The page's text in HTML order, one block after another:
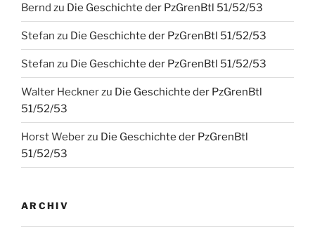
Bernd zu Die Geschichte der PzGrenBtl 51/52/53
Stefan zu Die Geschichte der PzGrenBtl 51/52/53
Stefan zu Die Geschichte der PzGrenBtl 51/52/53
Walter Hecknerzu Die Geschichte der PzGrenBtl
51/52/53
Horst Weberzu Die Geschichte der PzGrenBtl
51/52/53
ARCHIV